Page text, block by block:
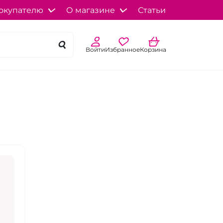
О магазине Статьи
ВойтиИзбранноеКорзина